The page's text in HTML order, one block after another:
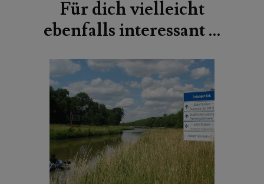
Für dich vielleicht
ebenfalls interessant …